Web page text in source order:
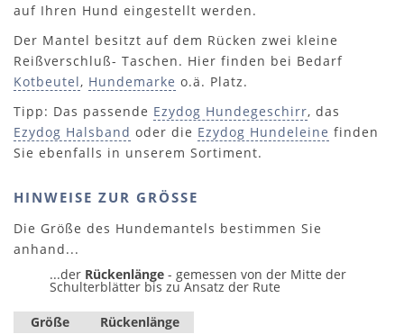
auf Ihren Hund eingestellt werden.
Der Mantel besitzt auf dem Rücken zwei kleine
Reißverschluß- Taschen. Hier finden bei Bedarf
Kotbeutel, Hundemarke o.ä. Platz.
Tipp: Das passende Ezydog Hundegeschirr, das
Ezydog Halsband oder die Ezydog Hundeleine finden
Sie ebenfalls in unserem Sortiment.
HINWEISE ZUR GRÖSSE
Die Größe des Hundemantels bestimmen Sie
anhand...
...der Rückenlänge - gemessen von der Mitte der
Schulterblätter bis zu Ansatz der Rute
Größe
Rückenlänge